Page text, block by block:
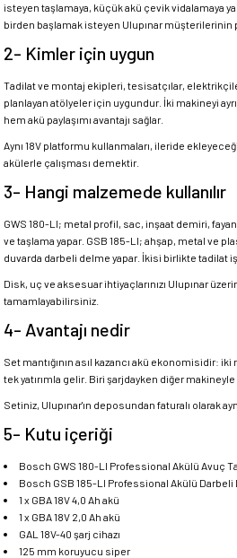
isteyen taşlamaya, küçük akü çevik vidalamaya
birden başlamak isteyen Ulupınar müşterilerinin
2- Kimler için uygun
Tadilat ve montaj ekipleri, tesisatçılar,
planlayan atölyeler için uygundur. İki makineyi
hem akü paylaşımı avantajı sağlar.
Aynı 18V platformu kullanmaları, ileride
akülerle çalışması demektir.
3- Hangi malzemede kullanılır
GWS 180-LI; metal profil, sac, inşaat demiri,
ve taşlama yapar. GSB 185-LI; ahşap, metal ve
duvarda darbeli delme yapar. İkisi birlikte tadilat
Disk, uç ve aksesuar ihtiyaçlarınızı Ulupınar
tamamlayabilirsiniz.
4- Avantajı nedir
Set mantığının asıl kazancı akü ekonomisidir:
tek yatırımla gelir. Biri şarjdayken diğer
Setiniz, Ulupınar'ın deposundan faturalı olarak
5- Kutu içeriği
Bosch GWS 180-LI Professional Akülü Avuç
Bosch GSB 185-LI Professional Akülü
1 x GBA 18V 4,0 Ah akü
1 x GBA 18V 2,0 Ah akü
GAL 18V-40 şarj cihazı
125 mm koruyucu siper